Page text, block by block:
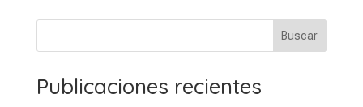
Buscar
Publicaciones recientes